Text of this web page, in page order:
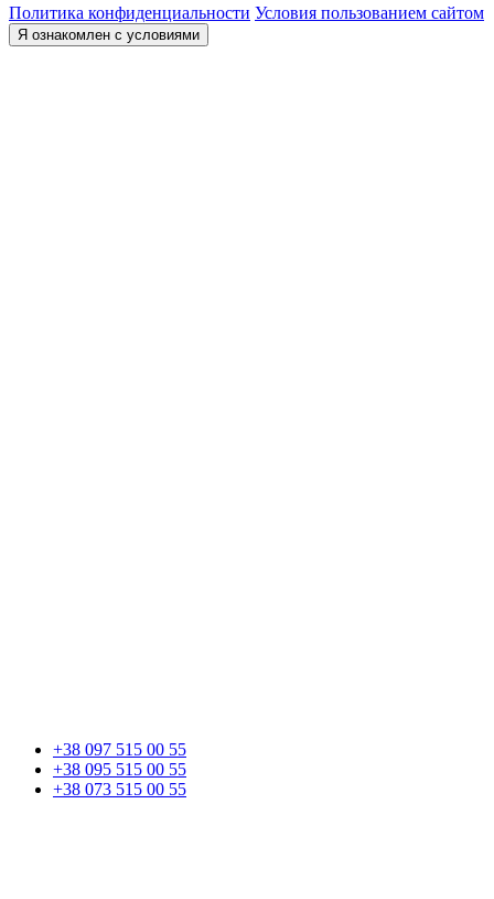
Политика конфиденциальности Условия пользованием сайтом
Я ознакомлен с условиями
+38 097 515 00 55
+38 095 515 00 55
+38 073 515 00 55